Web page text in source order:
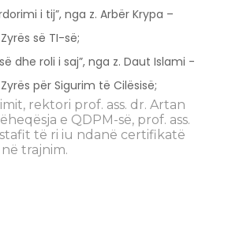
i tij”, nga z. Arbër Krypa –
së TI-së;
dhe roli i saj”, nga z. Daut Islami -
për Sigurim të Cilësisë;
rektori prof. ass. dr. Artan
e QDPM-së, prof. ass.
të ri iu ndanë certifikatë
trajnim.